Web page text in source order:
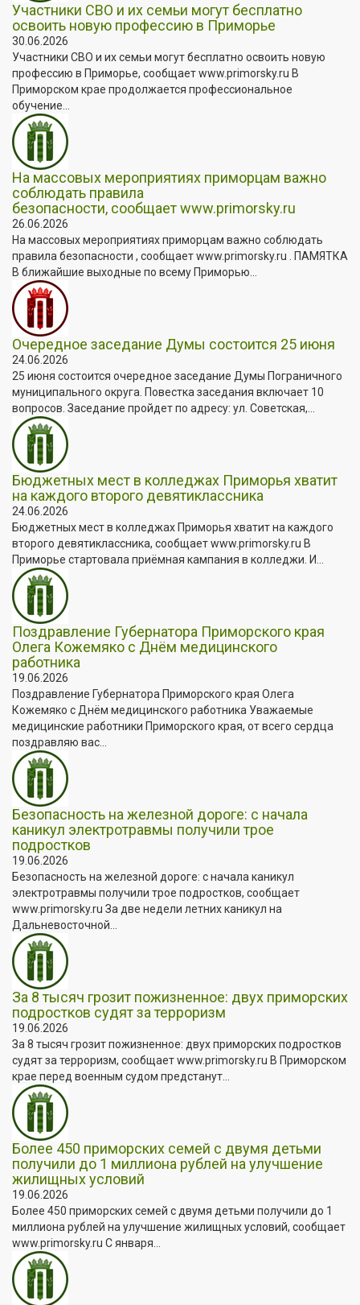
Участники СВО и их семьи могут бесплатно
освоить новую профессию в Приморье
30.06.2026
Участники СВО и их семьи могут бесплатно освоить новую
профессию в Приморье, сообщает www.primorsky.ru В
Приморском крае продолжается профессиональное
обучение...
На массовых мероприятиях приморцам важно
соблюдать правила
безопасности, сообщает www.primorsky.ru
26.06.2026
На массовых мероприятиях приморцам важно соблюдать
правила безопасности , сообщает www.primorsky.ru . ПАМЯТКА
В ближайшие выходные по всему Приморью...
Очередное заседание Думы состоится 25 июня
24.06.2026
25 июня состоится очередное заседание Думы Пограничного
муниципального округа. Повестка заседания включает 10
вопросов. Заседание пройдет по адресу: ул. Советская,...
Бюджетных мест в колледжах Приморья хватит
на каждого второго девятиклассника
24.06.2026
Бюджетных мест в колледжах Приморья хватит на каждого
второго девятиклассника, сообщает www.primorsky.ru В
Приморье стартовала приёмная кампания в колледжи. И...
Поздравление Губернатора Приморского края
Олега Кожемяко с Днём медицинского
работника
19.06.2026
Поздравление Губернатора Приморского края Олега
Кожемяко с Днём медицинского работника Уважаемые
медицинские работники Приморского края, от всего сердца
поздравляю вас...
Безопасность на железной дороге: с начала
каникул электротравмы получили трое
подростков
19.06.2026
Безопасность на железной дороге: с начала каникул
электротравмы получили трое подростков, сообщает
www.primorsky.ru За две недели летних каникул на
Дальневосточной...
За 8 тысяч грозит пожизненное: двух приморских
подростков судят за терроризм
19.06.2026
За 8 тысяч грозит пожизненное: двух приморских подростков
судят за терроризм, сообщает www.primorsky.ru В Приморском
крае перед военным судом предстанут...
Более 450 приморских семей с двумя детьми
получили до 1 миллиона рублей на улучшение
жилищных условий
19.06.2026
Более 450 приморских семей с двумя детьми получили до 1
миллиона рублей на улучшение жилищных условий, сообщает
www.primorsky.ru С января...